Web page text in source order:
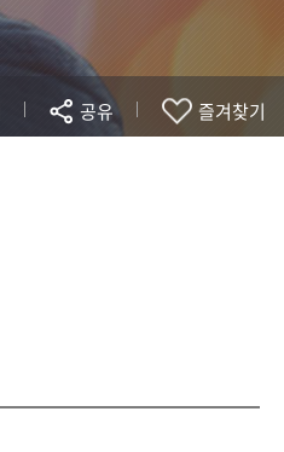
채용공고 및 홍보
포토앨범
공유 즐겨찾기